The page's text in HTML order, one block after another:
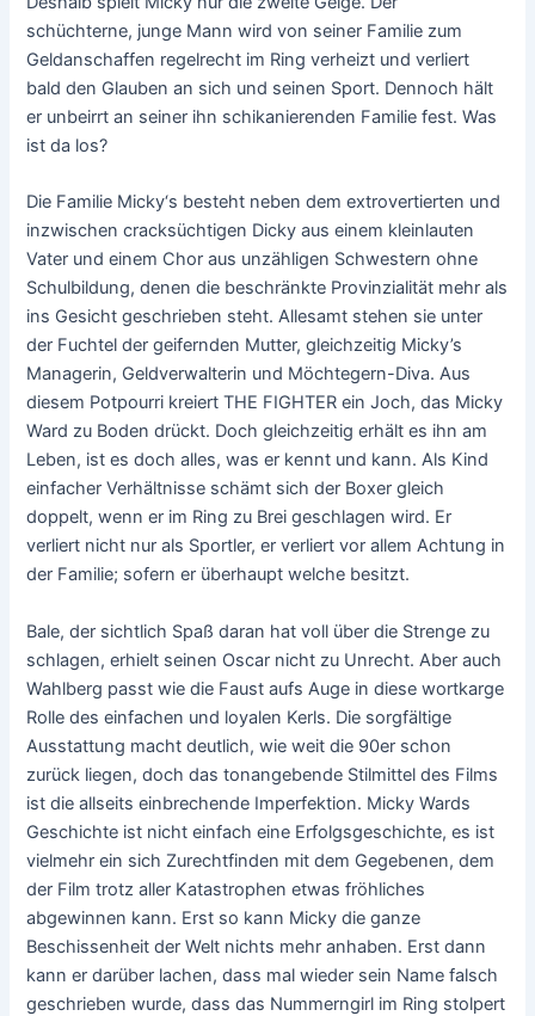
schüchterne, junge Mann wird von seiner Familie zum
Geldanschaffen regelrecht im Ring verheizt und verliert
bald den Glauben an sich und seinen Sport. Dennoch hält
er unbeirrt an seiner ihn schikanierenden Familie fest. Was
ist da los?
Die Familie Micky‘s besteht neben dem extrovertierten und
inzwischen cracksüchtigen Dicky aus einem kleinlauten
Vater und einem Chor aus unzähligen Schwestern ohne
Schulbildung, denen die beschränkte Provinzialität mehr als
ins Gesicht geschrieben steht. Allesamt stehen sie unter
der Fuchtel der geifernden Mutter, gleichzeitig Micky’s
Managerin, Geldverwalterin und Möchtegern-Diva. Aus
diesem Potpourri kreiert THE FIGHTER ein Joch, das Micky
Ward zu Boden drückt. Doch gleichzeitig erhält es ihn am
Leben, ist es doch alles, was er kennt und kann. Als Kind
einfacher Verhältnisse schämt sich der Boxer gleich
doppelt, wenn er im Ring zu Brei geschlagen wird. Er
verliert nicht nur als Sportler, er verliert vor allem Achtung in
der Familie; sofern er überhaupt welche besitzt.
Bale, der sichtlich Spaß daran hat voll über die Strenge zu
schlagen, erhielt seinen Oscar nicht zu Unrecht. Aber auch
Wahlberg passt wie die Faust aufs Auge in diese wortkarge
Rolle des einfachen und loyalen Kerls. Die sorgfältige
Ausstattung macht deutlich, wie weit die 90er schon
zurück liegen, doch das tonangebende Stilmittel des Films
ist die allseits einbrechende Imperfektion. Micky Wards
Geschichte ist nicht einfach eine Erfolgsgeschichte, es ist
vielmehr ein sich Zurechtfinden mit dem Gegebenen, dem
der Film trotz aller Katastrophen etwas fröhliches
abgewinnen kann. Erst so kann Micky die ganze
Beschissenheit der Welt nichts mehr anhaben. Erst dann
kann er darüber lachen, dass mal wieder sein Name falsch
geschrieben wurde, dass das Nummerngirl im Ring stolpert